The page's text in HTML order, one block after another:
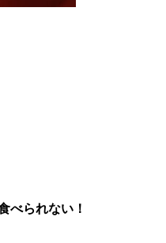
られない！